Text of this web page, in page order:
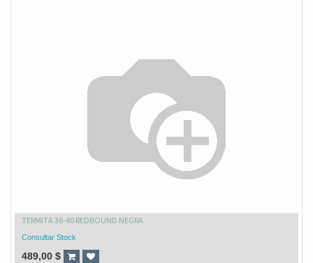
TERMITA 36-40 REDBOUND NEGRA
Consultar Stock
489,00 $